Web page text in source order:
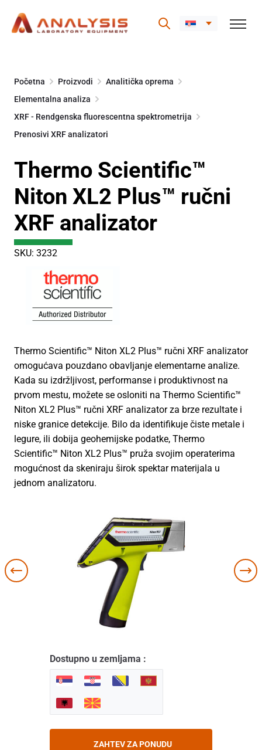
content
Početna Proizvodi
Analitička oprema
Elementalna analiza
XRF - Rendgenska fluorescentna spektrometrija
Prenosivi XRF analizatori
Thermo Scientific™
Niton XL2 Plus™ ručni
XRF analizator
SKU: 3232
Thermo Scientific™ Niton XL2 Plus™ ručni XRF analizator
omogućava pouzdano obavljanje elementarne analize.
Kada su izdržljivost, performanse i produktivnost na
prvom mestu, možete se osloniti na Thermo Scientific™
Niton XL2 Plus™ ručni XRF analizator za brze rezultate i
niske granice detekcije. Bilo da identifikuje čiste metale i
legure, ili dobija geohemijske podatke, Thermo
Scientific™ Niton XL2 Plus™ pruža svojim operaterima
mogućnost da skeniraju širok spektar materijala u
jednom analizatoru.
Dostupno u zemljama :
ZAHTEV ZA PONUDU